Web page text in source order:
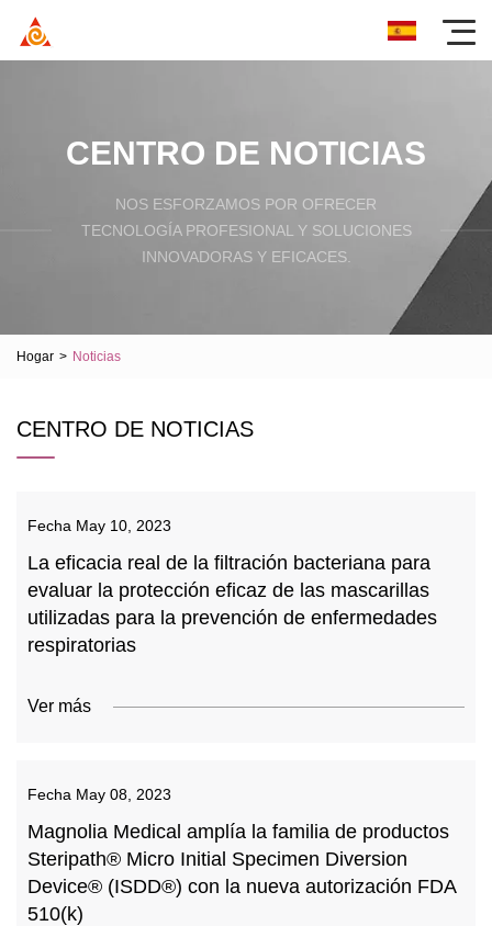
CENTRO DE NOTICIAS
NOS ESFORZAMOS POR OFRECER
TECNOLOGÍA PROFESIONAL Y SOLUCIONES
INNOVADORAS Y EFICACES.
Hogar > Noticias
CENTRO DE NOTICIAS
Fecha May 10, 2023
La eficacia real de la filtración bacteriana para
evaluar la protección eficaz de las mascarillas
utilizadas para la prevención de enfermedades
respiratorias
Ver más
Fecha May 08, 2023
Magnolia Medical amplía la familia de productos
Steripath® Micro Initial Specimen Diversion
Device® (ISDD®) con la nueva autorización FDA
510(k)